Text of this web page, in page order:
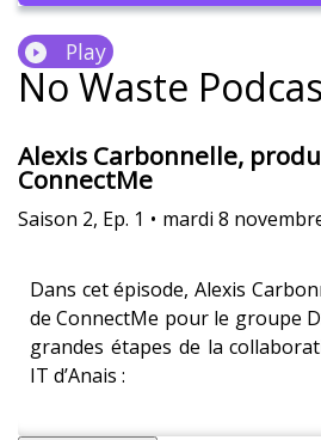
Play
No Waste
Alexis Carbonnelle,
ConnectMe
Saison 2, Ep. 1 • mardi 8
Dans cet épisode, Alexis
de ConnectMe pour le groupe
grandes étapes de la
IT d’Anais :